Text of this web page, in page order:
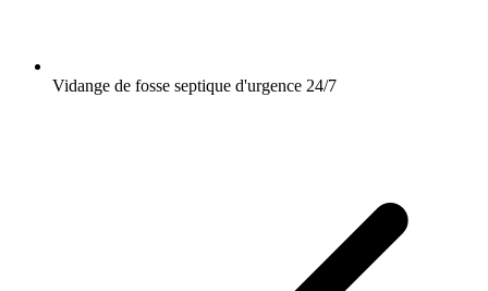
Vidange de fosse septique d'urgence 24/7